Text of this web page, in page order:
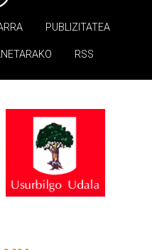
PUBLIZITATEA
RSS